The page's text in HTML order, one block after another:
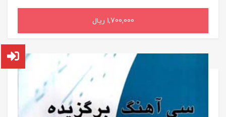
1,700,000 ریال
افزودن به سبد خرید